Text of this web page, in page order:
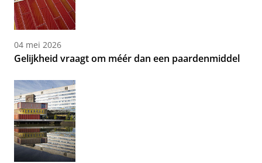
04 mei 2026
Gelijkheid vraagt om méér dan een paardenmiddel